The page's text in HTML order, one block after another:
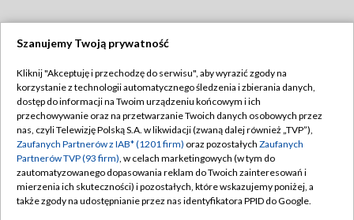
TVP
Abonament TVP
Emisja w TVP
Centrum informacji TVP
Naziemna Telewizja Cyfrowa
Regulamin TVP
Polityka prywatności
Moje zgody
Pomoc
Szanujemy Twoją prywatność
Kliknij "Akceptuję i przechodzę do serwisu", aby wyrazić zgody na
korzystanie z technologii automatycznego śledzenia i zbierania danych,
dostęp do informacji na Twoim urządzeniu końcowym i ich
przechowywanie oraz na przetwarzanie Twoich danych osobowych przez
nas, czyli Telewizję Polską S.A. w likwidacji (zwaną dalej również „TVP”),
Zaufanych Partnerów z IAB* (1201 firm) oraz pozostałych Zaufanych
Partnerów TVP (93 firm), w celach marketingowych (w tym do
zautomatyzowanego dopasowania reklam do Twoich zainteresowań i
mierzenia ich skuteczności) i pozostałych, które wskazujemy poniżej, a
także zgody na udostępnianie przez nas identyfikatora PPID do Google.